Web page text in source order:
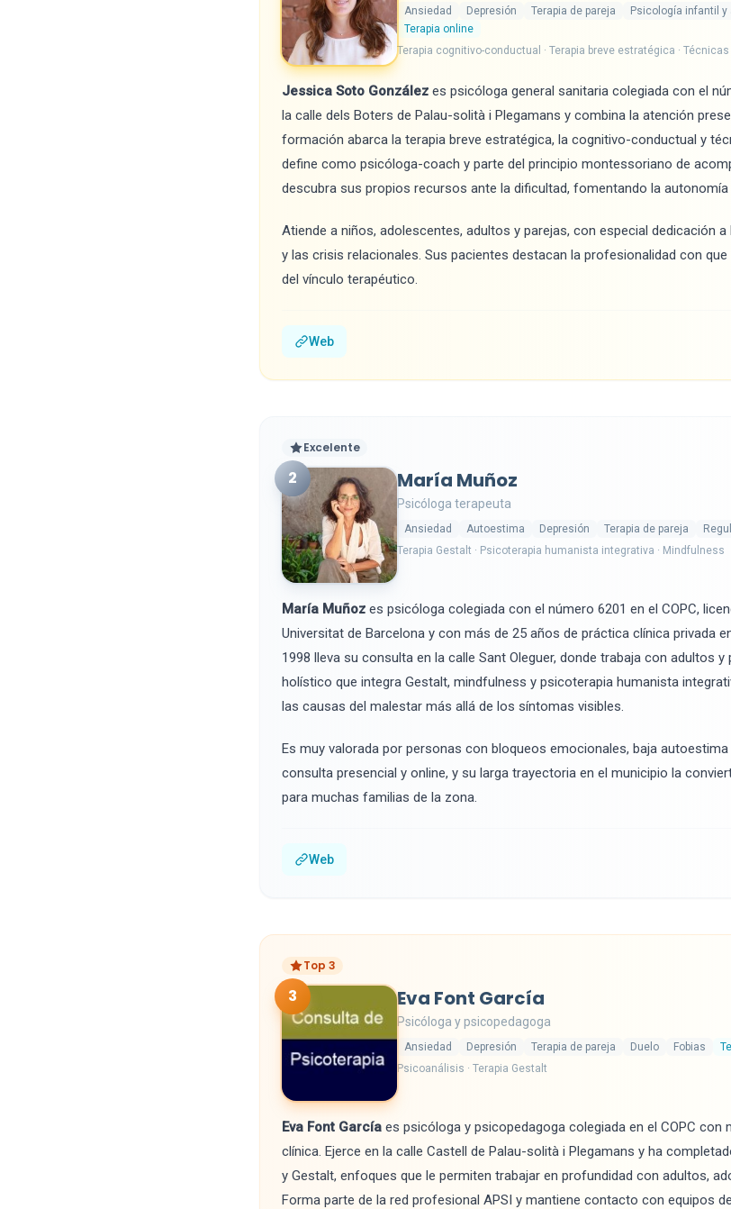
Ansiedad Depresión Terapia de pareja Psicología infantil
Terapia online
Terapia cognitivo-conductual · Terapia breve estratégica ·
Jessica Soto González es psicóloga general sanitaria colegiada con el
la calle dels Boters de Palau-solità i Plegamans y combina la atención
formación abarca la terapia breve estratégica, la cognitivo-conductual y
define como psicóloga-coach y parte del principio montessoriano de
descubra sus propios recursos ante la dificultad, fomentando la autonomía
Atiende a niños, adolescentes, adultos y parejas, con especial dedicación a
y las crisis relacionales. Sus pacientes destacan la profesionalidad con
del vínculo terapéutico.
Web
Excelente
2 María Muñoz
Psicóloga terapeuta
Ansiedad Autoestima Depresión Terapia de pareja
Terapia Gestalt · Psicoterapia humanista integrativa · Mindfulness
María Muñoz es psicóloga colegiada con el número 6201 en el COPC,
Universitat de Barcelona y con más de 25 años de práctica clínica privada
1998 lleva su consulta en la calle Sant Oleguer, donde trabaja con adultos
holístico que integra Gestalt, mindfulness y psicoterapia humanista
las causas del malestar más allá de los síntomas visibles.
Es muy valorada por personas con bloqueos emocionales, baja
consulta presencial y online, y su larga trayectoria en el municipio la
para muchas familias de la zona.
Web
Top 3
3 Eva Font García
Psicóloga y psicopedagoga
Ansiedad Depresión Terapia de pareja Duelo Fobias
Psicoanálisis · Terapia Gestalt
Eva Font García es psicóloga y psicopedagoga colegiada en el COPC con
clínica. Ejerce en la calle Castell de Palau-solità i Plegamans y ha
y Gestalt, enfoques que le permiten trabajar en profundidad con adultos,
Forma parte de la red profesional APSI y mantiene contacto con equipos